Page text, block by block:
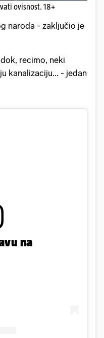
ovisnost. 18+
naroda - zaključio je
recimo, neki
kanalizaciju... - jedan
na